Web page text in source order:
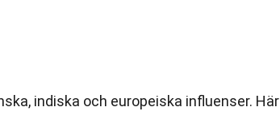
indiska och europeiska influenser. Här